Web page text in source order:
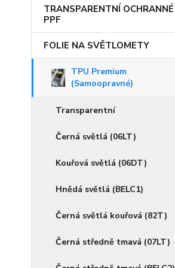
TRANSPARENTNÍ OCHRANNÉ
PPF
FOLIE NA SVĚTLOMETY
TPU Premium
(Samoopravné)
Transparentní
Černá světlá (06LT)
Kouřová světlá (06DT)
Hnědá světlá (BELC1)
Černá světlá kouřová (82T)
Černá středně tmavá (07LT)